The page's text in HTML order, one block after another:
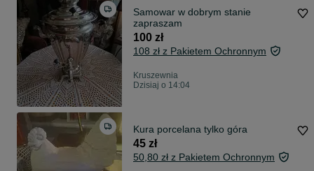
Samowar w dobrym stanie
zapraszam
100 zł
108 zł z Pakietem Ochronnym
Kruszewnia
Dzisiaj o 14:04
Kura porcelana tylko góra
45 zł
50,80 zł z Pakietem Ochronnym